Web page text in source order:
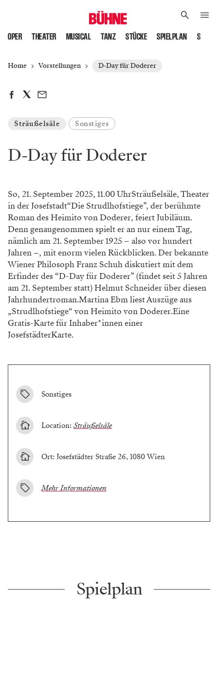
OPER THEATER MUSICAL TANZ STÜCKE SPIELPLAN
Home Vorstellungen D-Day für Doderer
Sträußelsäle Sonstiges
D-Day für Doderer
So, 21. September 2025, 11.00 UhrSträußelsäle, Theater
in der Josefstadt“Die Strudlhofstiege”, der berühmte
Roman des Heimito von Doderer, feiert Jubiläum.
Denn genaugenommen spielt er an nur einem Tag,
nämlich am 21. September 1925 – also vor hundert
Jahren –, mit enorm vielen Rückblicken. Der bekannte
Wiener Philosoph Franz Schuh diskutiert mit dem
Erfinder des “D-Day für Doderer” (findet seit 5 Jahren
am 21. September statt) Helmut Schneider über diesen
Jahrhundertroman.Martina Ebm liest Auszüge aus
„Strudlhofstiege“ von Heimito von Doderer.Eine
Gratis-Karte für Inhaber*innen einer
JosefstädterKarte.
Sonstiges
Location: Sträußelsäle
Ort: Josefstädter Straße 26, 1080 Wien
Mehr Informationen
Spielplan